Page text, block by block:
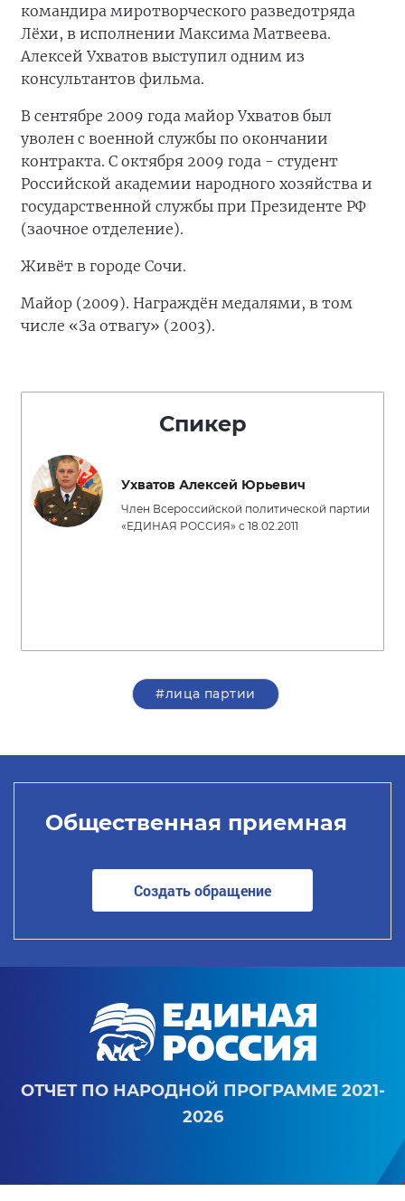
командира миротворческого разведотряда
Лёхи, в исполнении Максима Матвеева.
Алексей Ухватов выступил одним из
консультантов фильма.
В сентябре 2009 года майор Ухватов был
уволен с военной службы по окончании
контракта. С октября 2009 года - студент
Российской академии народного хозяйства и
государственной службы при Президенте РФ
(заочное отделение).
Живёт в городе Сочи.
Майор (2009). Награждён медалями, в том
числе «За отвагу» (2003).
Спикер
Ухватов Алексей Юрьевич
Член Всероссийской политической партии
«ЕДИНАЯ РОССИЯ» с 18.02.2011
#лица партии
Общественная приемная
Создать обращение
ОТЧЕТ ПО НАРОДНОЙ ПРОГРАММЕ 2021-
2026